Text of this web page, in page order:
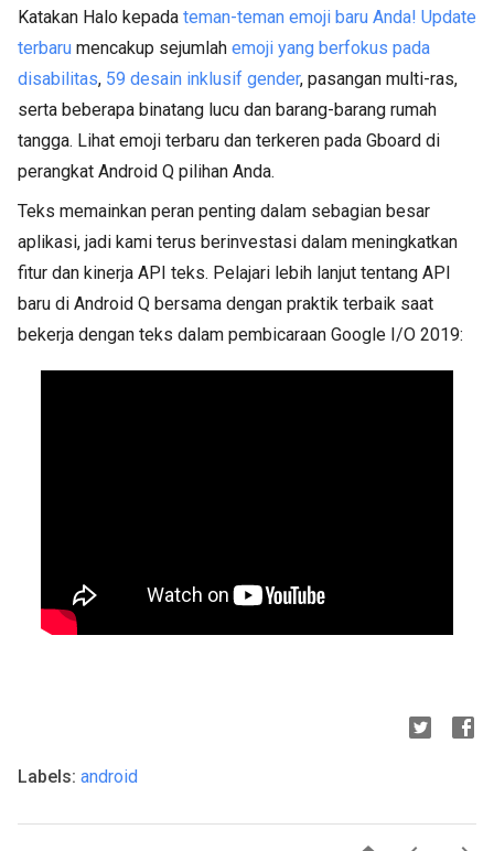
Katakan Halo kepada teman-teman emoji baru Anda! Update
terbaru mencakup sejumlah emoji yang berfokus pada
disabilitas, 59 desain inklusif gender, pasangan multi-ras,
serta beberapa binatang lucu dan barang-barang rumah
tangga. Lihat emoji terbaru dan terkeren pada Gboard di
perangkat Android Q pilihan Anda.
Teks memainkan peran penting dalam sebagian besar
aplikasi, jadi kami terus berinvestasi dalam meningkatkan
fitur dan kinerja API teks. Pelajari lebih lanjut tentang API
baru di Android Q bersama dengan praktik terbaik saat
bekerja dengan teks dalam pembicaraan Google I/O 2019:
Labels: android